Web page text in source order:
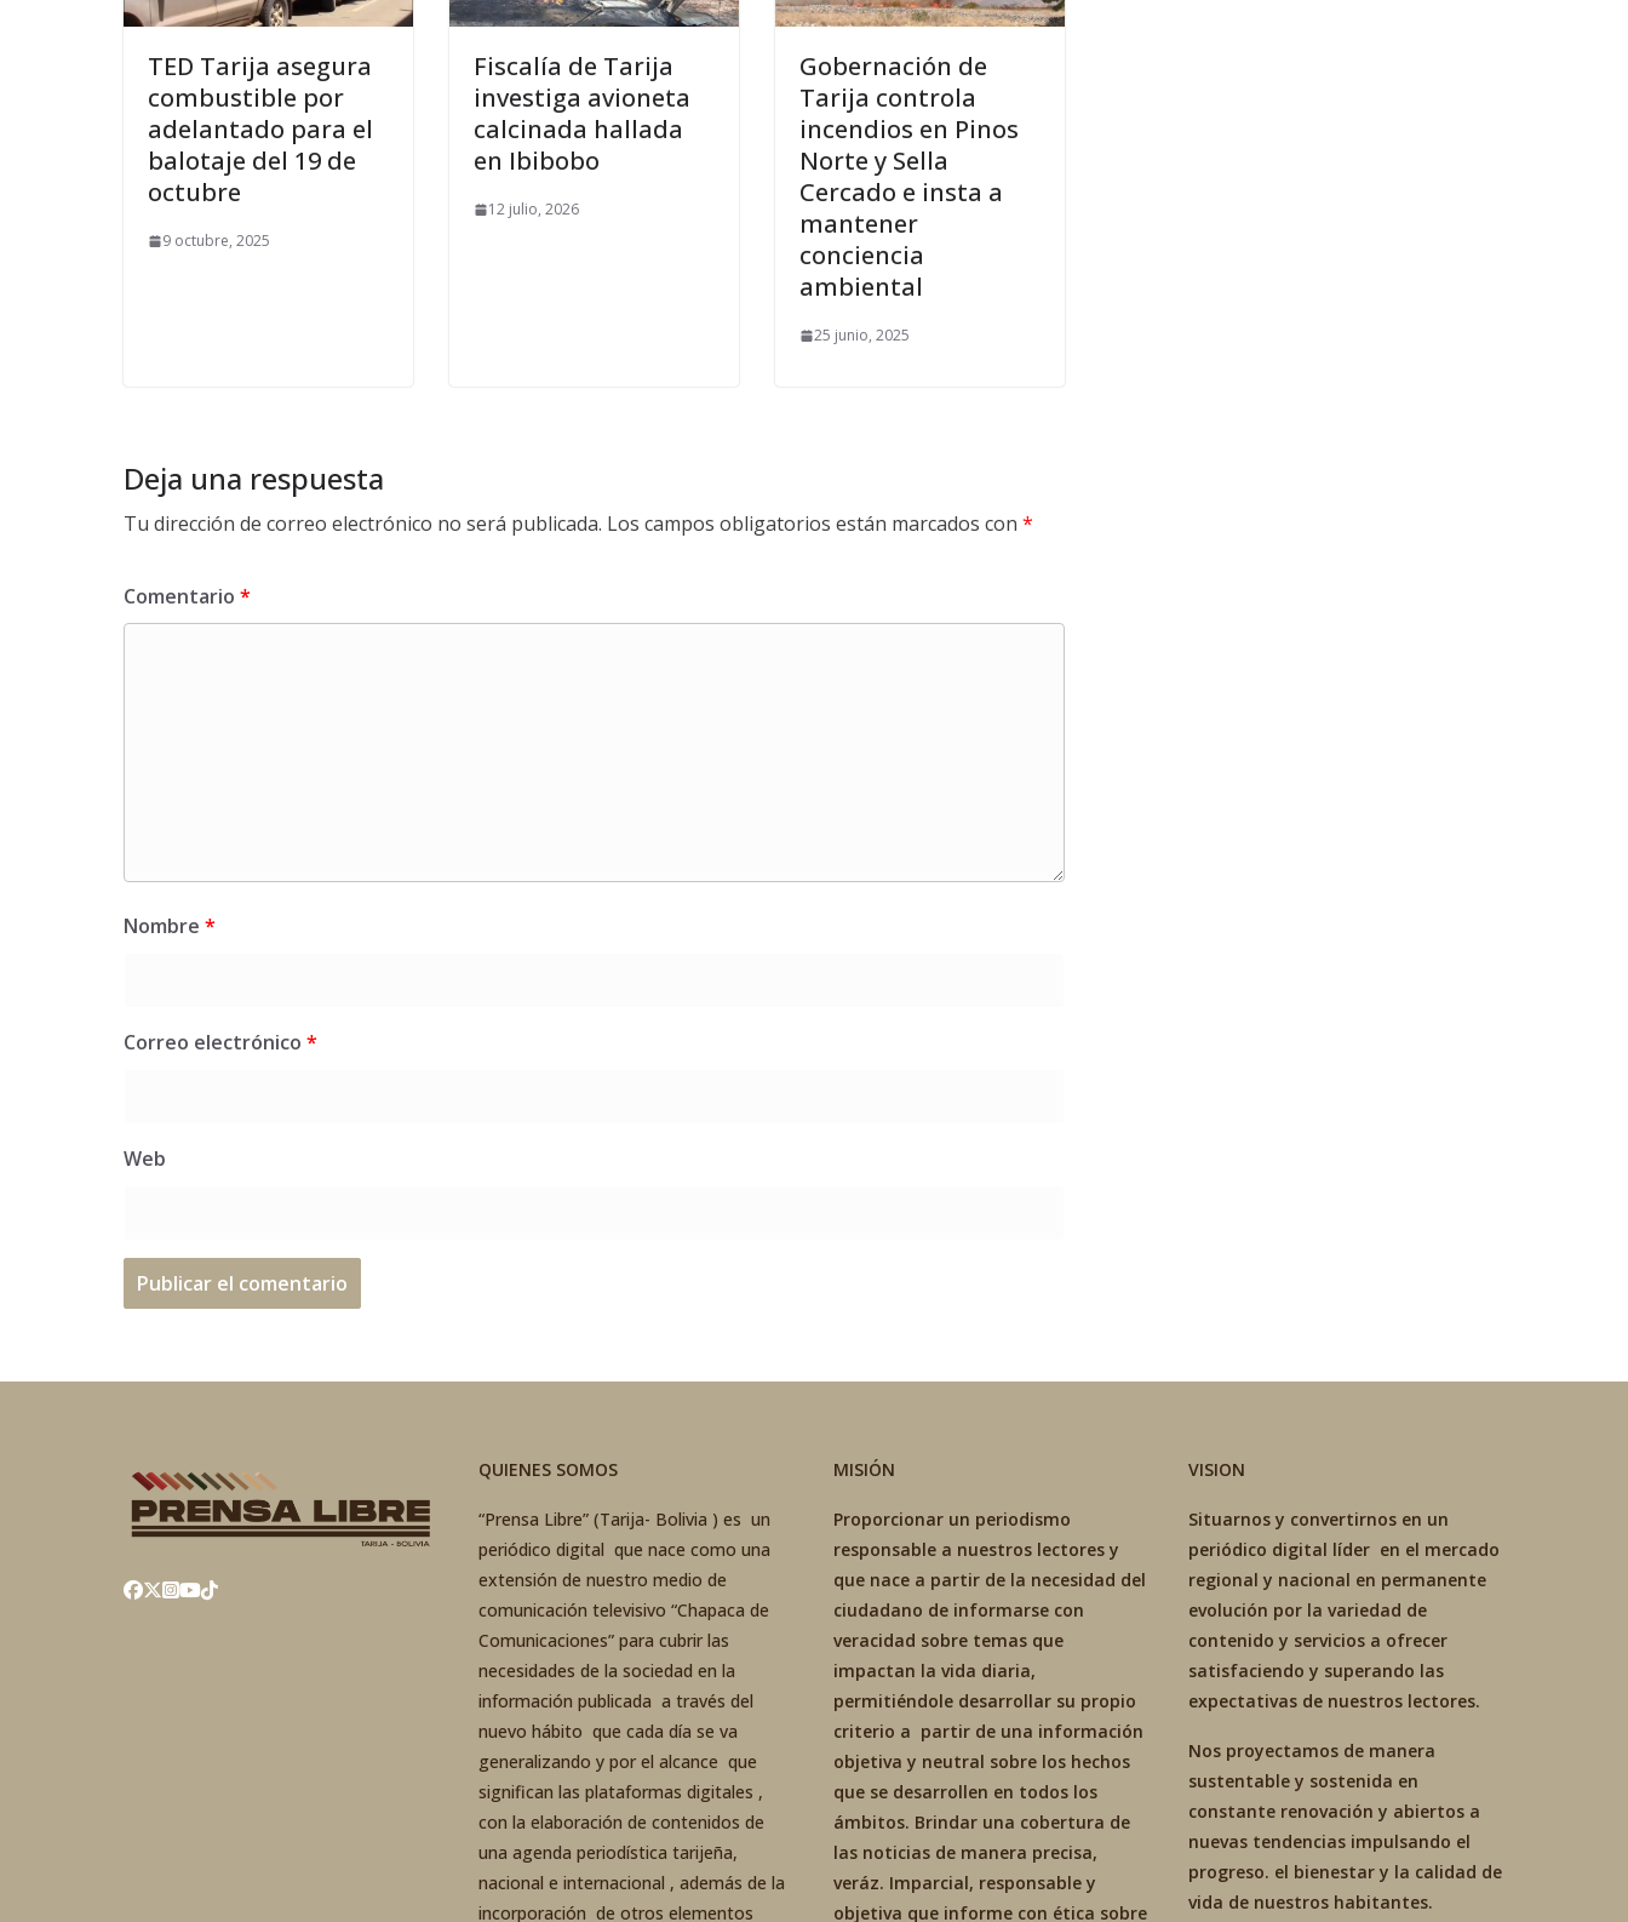
TED Tarija asegura
combustible por
adelantado para el
balotaje del 19 de
octubre
9 octubre, 2025
Fiscalía de Tarija
investiga avioneta
calcinada hallada
en Ibibobo
12 julio, 2026
Gobernación de
Tarija controla
incendios en Pinos
Norte y Sella
Cercado e insta a
mantener
conciencia
ambiental
25 junio, 2025
Deja una respuesta
Tu dirección de correo electrónico no será publicada. Los campos obligatorios están marcados con *
Comentario *
Nombre *
Correo electrónico *
Web
QUIENES SOMOS
“Prensa Libre” (Tarija- Bolivia ) es un
periódico digital que nace como una
extensión de nuestro medio de
comunicación televisivo “Chapaca de
Comunicaciones” para cubrir las
necesidades de la sociedad en la
información publicada a través del
nuevo hábito que cada día se va
generalizando y por el alcance que
significan las plataformas digitales ,
con la elaboración de contenidos de
una agenda periodística tarijeña,
nacional e internacional , además de la
incorporación de otros elementos
MISIÓN
Proporcionar un periodismo
responsable a nuestros lectores y
que nace a partir de la necesidad del
ciudadano de informarse con
veracidad sobre temas que
impactan la vida diaria,
permitiéndole desarrollar su propio
criterio a partir de una información
objetiva y neutral sobre los hechos
que se desarrollen en todos los
ámbitos. Brindar una cobertura de
las noticias de manera precisa,
veráz. Imparcial, responsable y
objetiva que informe con ética sobre
VISION
Situarnos y convertirnos en un
periódico digital líder en el mercado
regional y nacional en permanente
evolución por la variedad de
contenido y servicios a ofrecer
satisfaciendo y superando las
expectativas de nuestros lectores.
Nos proyectamos de manera
sustentable y sostenida en
constante renovación y abiertos a
nuevas tendencias impulsando el
progreso. el bienestar y la calidad de
vida de nuestros habitantes.